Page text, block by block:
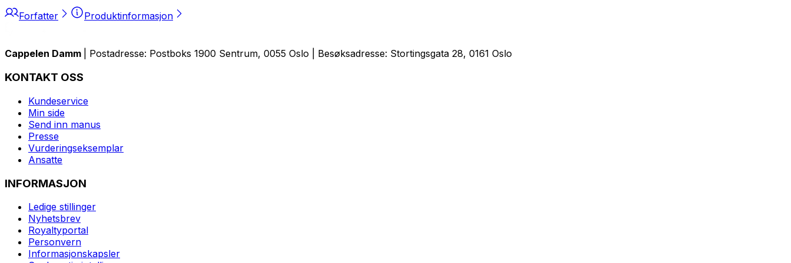
Forfatter Produktinformasjon
Cappelen Damm | Postadresse: Postboks 1900 Sentrum, 0055 Oslo | Besøksadresse: Stortingsgata 28, 0161 Oslo
KONTAKT OSS
Kundeservice
Min side
Send inn manus
Presse
Vurderingseksemplar
Ansatte
INFORMASJON
Ledige stillinger
Nyhetsbrev
Royaltyportal
Personvern
Informasjonskapsler